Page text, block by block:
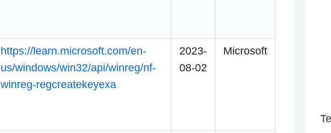
https://learn.microsoft.com/en-
us/windows/win32/api/winreg/nf-
winreg-regcreatekeyexa
2023-
08-02
Microsoft